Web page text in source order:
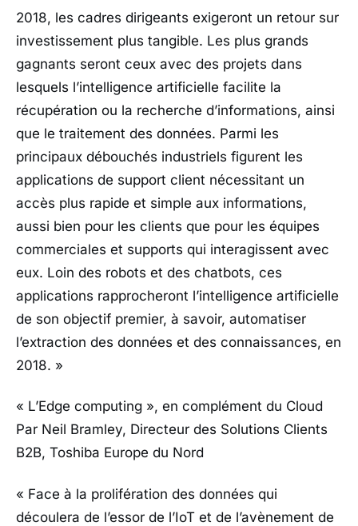
2018, les cadres dirigeants exigeront un retour sur
investissement plus tangible. Les plus grands
gagnants seront ceux avec des projets dans
lesquels l’intelligence artificielle facilite la
récupération ou la recherche d’informations, ainsi
que le traitement des données. Parmi les
principaux débouchés industriels figurent les
applications de support client nécessitant un
accès plus rapide et simple aux informations,
aussi bien pour les clients que pour les équipes
commerciales et supports qui interagissent avec
eux. Loin des robots et des chatbots, ces
applications rapprocheront l’intelligence artificielle
de son objectif premier, à savoir, automatiser
l’extraction des données et des connaissances, en
2018. »
« L’Edge computing », en complément du Cloud
Par Neil Bramley, Directeur des Solutions Clients
B2B, Toshiba Europe du Nord
« Face à la prolifération des données qui
découlera de l’essor de l’IoT et de l’avènement de